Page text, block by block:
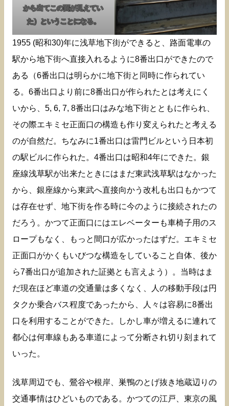
から出てこの面が見えてい
た）ということになる。
1955 (昭和30)年に浅草地下街ができると、路面電車の
駅から地下街へ直接入れるように8番出口ができたので
ある（6番出口は明らかに地下街と同時に作られてい
る。6番出口より前に8番出口が作られたとは考えにく
いから、5, 6, 7, 8番出口はみな地下街とともに作られ、
その際エキミセ正面口の構造も作り変えられたと考える
のが自然だ。ちなみに1番出口は雷門ビルという日本初
の駅ビルに作られた。4番出口は昭和4年にできた。銀
座線浅草駅が出来たときにはまだ東武浅草駅はなかった
から、銀座線から東武へ直接向かう改札も出口もかつて
は存在せず、地下街を作る時に今のように接続されたの
だろう。かつて正面口にはエレベーターも車椅子用のス
ロープもなく、もっと間口が広かったはずだ。エキミセ
正面口がかくもいびつな構造をしていること自体、後か
ら7番出口が追加された証拠とも言えよう）。当時はま
だ現在ほど車道の交通量は多くなく、人の移動手段は円
タクか乗合バス程度であったから、人々は容易に8番出
口を利用することができた。しかし車が増えるに連れて
都心は何車線もある車道によって分断され切り刻まれて
いった。
浅草周辺でも、鶯谷や根岸、巣鴨のとげ抜き地蔵辺りの
交通事情はひどいものである。かつての江戸、東京の風